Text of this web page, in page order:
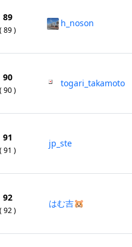
89
( 89 )
h_noson
90
( 90 )
togari_takamoto
91
( 91 )
jp_ste
92
( 92 )
はむ吉🐹